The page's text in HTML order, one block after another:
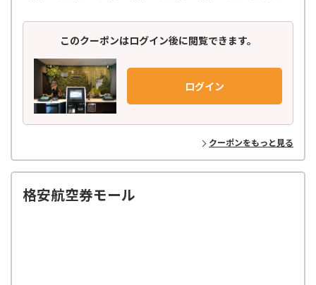
関東・関西・中部・北陸・九州・東北エリアに全国19軒。
このクーポンはログイン後に閲覧できます。
ログイン
クーポンをもっと見る
格安航空券モール